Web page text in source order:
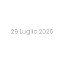
29 Luglio 2026